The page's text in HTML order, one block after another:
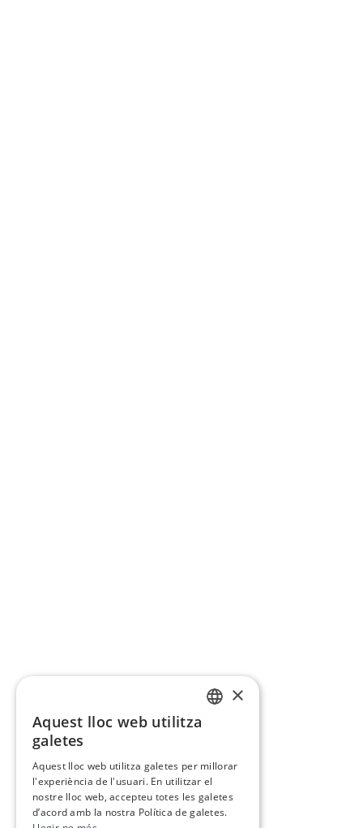
×
Aquest lloc web utilitza
galetes
Aquest lloc web utilitza galetes per millorar
l'experiència de l'usuari. En utilitzar el
nostre lloc web, accepteu totes les galetes
d’acord amb la nostra Política de galetes.